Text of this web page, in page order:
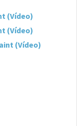
(Vídeo)
(Vídeo)
(Vídeo)